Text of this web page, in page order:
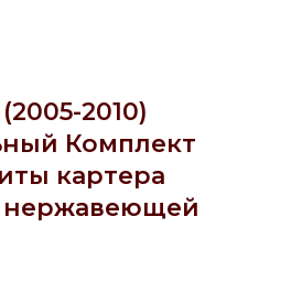
2010)
Комплект
картера
нержавеющей